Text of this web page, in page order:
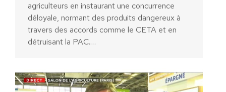
agriculteurs en instaurant une concurrence
déloyale, normant des produits dangereux à
travers des accords comme le CETA et en
détruisant la PAC.…